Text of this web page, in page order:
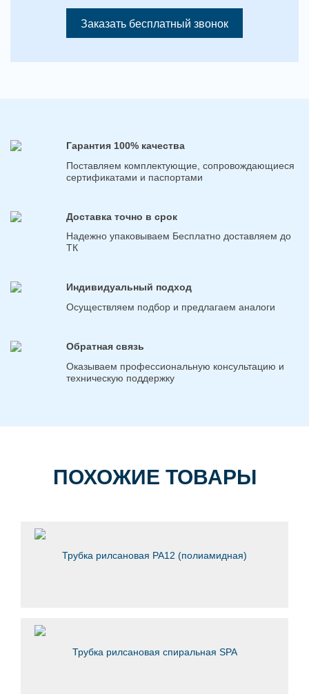
Заказать бесплатный звонок
Гарантия 100% качества
Поставляем комплектующие, сопровождающиеся
сертификатами и паспортами
Доставка точно в срок
Надежно упаковываем Бесплатно доставляем до
ТК
Индивидуальный подход
Осуществляем подбор и предлагаем аналоги
Обратная связь
Оказываем профессиональную консультацию и
техническую поддержку
ПОХОЖИЕ ТОВАРЫ
Трубка рилсановая PA12 (полиамидная)
Трубка рилсановая спиральная SPA